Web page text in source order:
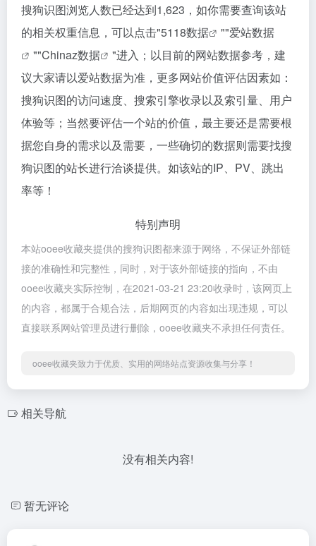
搜狗识图浏览人数已经达到1,623，如你需要查询该站
的相关权重信息，可以点击"5118数据 ""爱站数据
""Chinaz数据
"进入；以目前的网站数据参考，建
议大家请以爱站数据为准，更多网站价值评估因素如：
搜狗识图的访问速度、搜索引擎收录以及索引量、用户
体验等；当然要评估一个站的价值，最主要还是需要根
据您自身的需求以及需要，一些确切的数据则需要找搜
狗识图的站长进行洽谈提供。如该站的IP、PV、跳出
率等！
特别声明
本站ooee收藏夹提供的搜狗识图都来源于网络，不保证外部链
接的准确性和完整性，同时，对于该外部链接的指向，不由
ooee收藏夹实际控制，在2021-03-21 23:20收录时，该网页上
的内容，都属于合规合法，后期网页的内容如出现违规，可以
直接联系网站管理员进行删除，ooee收藏夹不承担任何责任。
ooee收藏夹致力于优质、实用的网络站点资源收集与分享！
相关导航
没有相关内容!
暂无评论